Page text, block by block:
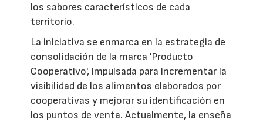
los sabores característicos de cada
territorio.
La iniciativa se enmarca en la estrategia de
consolidación de la marca 'Producto
Cooperativo', impulsada para incrementar la
visibilidad de los alimentos elaborados por
cooperativas y mejorar su identificación en
los puntos de venta. Actualmente, la enseña